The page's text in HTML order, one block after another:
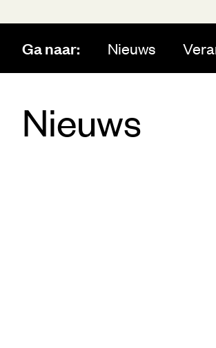
Ga naar: Nieuws
Nieuws